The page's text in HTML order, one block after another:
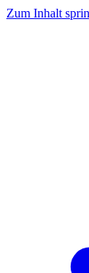
Zum Inhalt